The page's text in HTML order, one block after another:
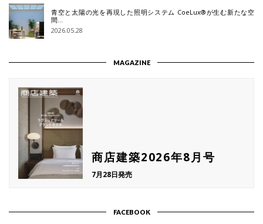
青空と太陽の光を再現した照明システム CoeLux®が生む新たな空
間…
2026.05.28
MAGAZINE
商店建築2026年8月号
7月28日発売
FACEBOOK